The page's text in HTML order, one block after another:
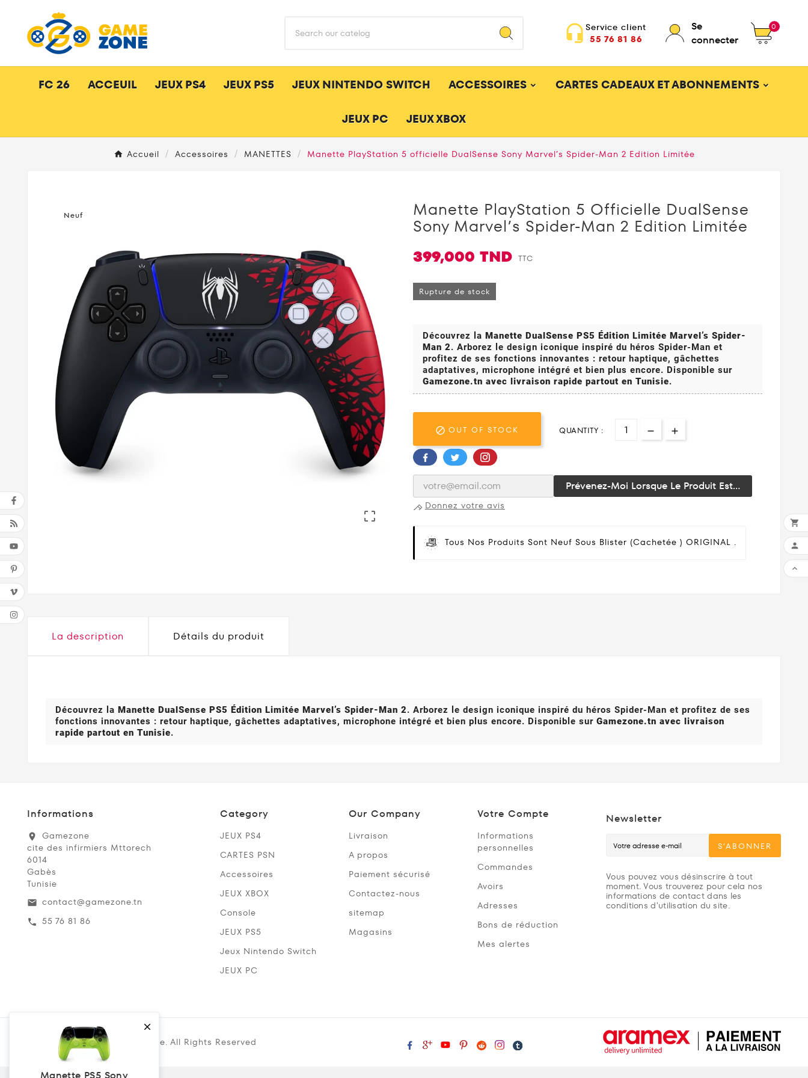

headset_mic Service client
55 76 81 86
Se
connecter
0
FC 26 ACCEUIL JEUX PS4 JEUX PS5 JEUX NINTENDO SWITCH ACCESSOIRES CARTES CADEAUX ET ABONNEMENTS
JEUX PC JEUX XBOX
Accueil Accessoires MANETTES Manette PlayStation 5 officielle DualSense Sony Marvel’s Spider-Man 2 Edition Limitée
Neuf

Manette PlayStation 5 Officielle DualSense
Sony Marvel’s Spider-Man 2 Edition Limitée
399,000 TND TTC
Rupture de stock
Découvrez la Manette DualSense PS5 Édition Limitée Marvel’s Spider-
Man 2. Arborez le design iconique inspiré du héros Spider-Man et
profitez de ses fonctions innovantes : retour haptique, gâchettes
adaptatives, microphone intégré et bien plus encore. Disponible sur
Gamezone.tn avec livraison rapide partout en Tunisie.
 OUT OF STOCK QUANTITY :
Prévenez-Moi Lorsque Le Produit Est...
Donnez votre avis
Tous Nos Produits Sont Neuf Sous Blister (cachetée ) ORIGINAL .
La description Détails du produit
Découvrez la Manette DualSense PS5 Édition Limitée Marvel’s Spider-Man 2. Arborez le design iconique inspiré du héros Spider-Man et profitez de ses
fonctions innovantes : retour haptique, gâchettes adaptatives, microphone intégré et bien plus encore. Disponible sur Gamezone.tn avec livraison
rapide partout en Tunisie.
Informations
location_on
Gamezone
cite des infirmiers Mttorech
6014
Gabès
Tunisie
email contact@gamezone.tn
call 55 76 81 86
Category
JEUX PS4
CARTES PSN
Accessoires
JEUX XBOX
Console
JEUX PS5
Jeux Nintendo Switch
JEUX PC
Our Company
Livraison
A propos
Paiement sécurisé
Contactez-nous
sitemap
Magasins
Votre Compte
Informations
personnelles
Commandes
Avoirs
Adresses
Bons de réduction
Mes alertes
Newsletter
S’ABONNER
Vous pouvez vous désinscrire à tout
moment. Vous trouverez pour cela nos
informations de contact dans les
conditions d'utilisation du site.



Copyright @ 2019 Gamezone. All Rights Reserved